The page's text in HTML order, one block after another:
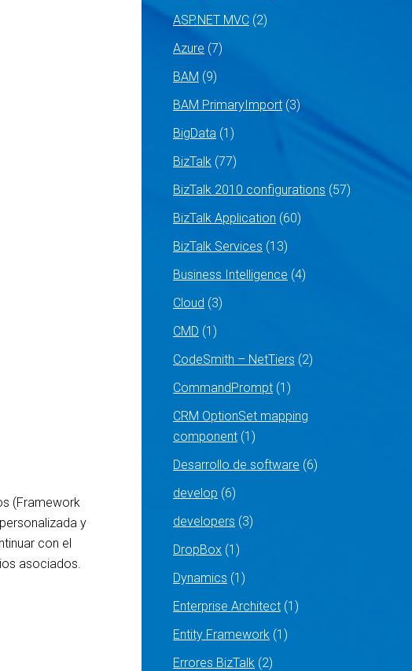
(Framework
y
con el
asociados.
ASP.NET MVC (2)
Azure (7)
BAM (9)
BAM PrimaryImport (3)
BigData (1)
BizTalk (77)
BizTalk 2010 configurations (57)
BizTalk Application (60)
BizTalk Services (13)
Business Intelligence (4)
Cloud (3)
CMD (1)
CodeSmith – NetTiers (2)
CommandPrompt (1)
CRM OptionSet mapping
component (1)
Desarrollo de software (6)
develop (6)
developers (3)
DropBox (1)
Dynamics (1)
Enterprise Architect (1)
Entity Framework (1)
Errores BizTalk (2)